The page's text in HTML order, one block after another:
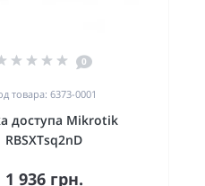
0
товара: 6373-0001
доступа Mikrotik
RBSXTsq2nD
1 936 грн.